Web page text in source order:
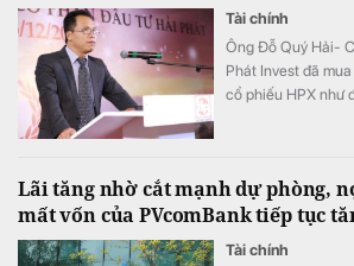
Tài chính
Ông Đỗ Quý Hải-
Phát Invest đã
cổ phiếu HPX như
Lãi tăng nhờ cắt mạnh dự phòng,
mất vốn của PVcomBank tiếp tục
Tài chính